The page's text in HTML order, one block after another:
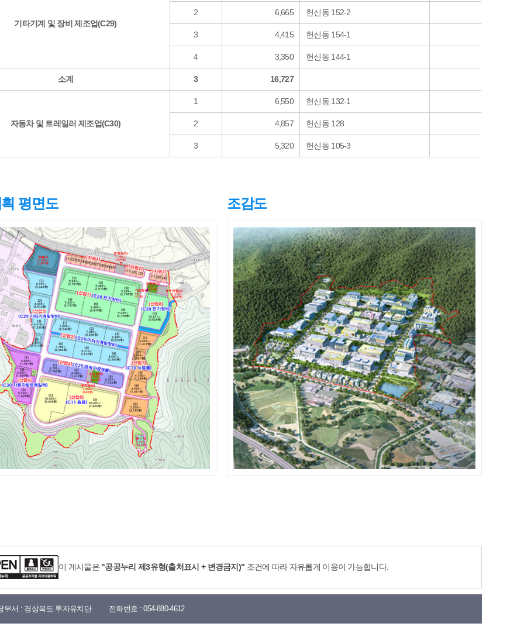
기타기계 및 장비 제조업(C29)
2 6,665 헌신동 152-2
3 4,415 헌신동 154-1
4 3,350 헌신동 144-1
소계 3 16,727
자동차 및 트레일러 제조업(C30)
1 6,550 헌신동 132-1
2 4,857 헌신동 128
3 5,320 헌신동 105-3
평면도 조감도
이 게시물은 "공공누리 제3유형(출처표시 + 변경금지)" 조건에 따라 자유롭게 이용이 가능합니다.
부서 : 경상북도 투자유치단 전화번호 : 054-880-4612